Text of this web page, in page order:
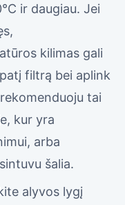
ir daugiau. Jei
kilimas gali
filtrą bei aplink
tai
kur yra
arba
šalia.
alyvos lygį